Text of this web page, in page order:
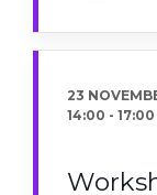
23
14:00 - 17:00